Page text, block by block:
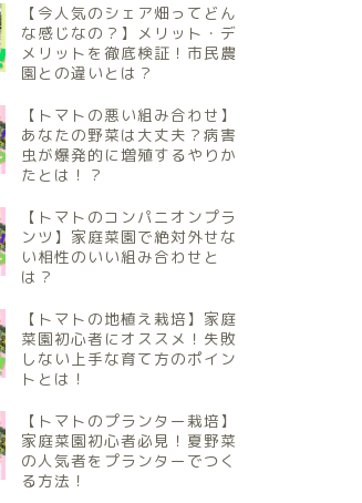
【今人気のシェア畑ってどん
な感じなの？】メリット・デ
メリットを徹底検証！市民農
園との違いとは？
【トマトの悪い組み合わせ】
あなたの野菜は大丈夫？病害
虫が爆発的に増殖するやりか
たとは！？
【トマトのコンパニオンプラ
ンツ】家庭菜園で絶対外せな
い相性のいい組み合わせと
は？
【トマトの地植え栽培】家庭
菜園初心者にオススメ！失敗
しない上手な育て方のポイン
トとは！
【トマトのプランター栽培】
家庭菜園初心者必見！夏野菜
の人気者をプランターでつく
る方法！